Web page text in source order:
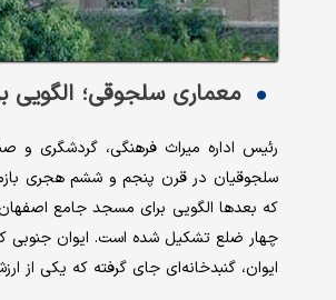
معماری سلجوقی؛ الگویی
رئیس اداره میراث فرهنگی، گردشگری و
سلجوقیان در قرن پنجم و ششم هجری
که بعدها الگویی برای مسجد جامع
چهار ضلع تشکیل شده است. ایوان جنوبی
ایوان، گنبدخانه‌ای جای گرفته که یکی از